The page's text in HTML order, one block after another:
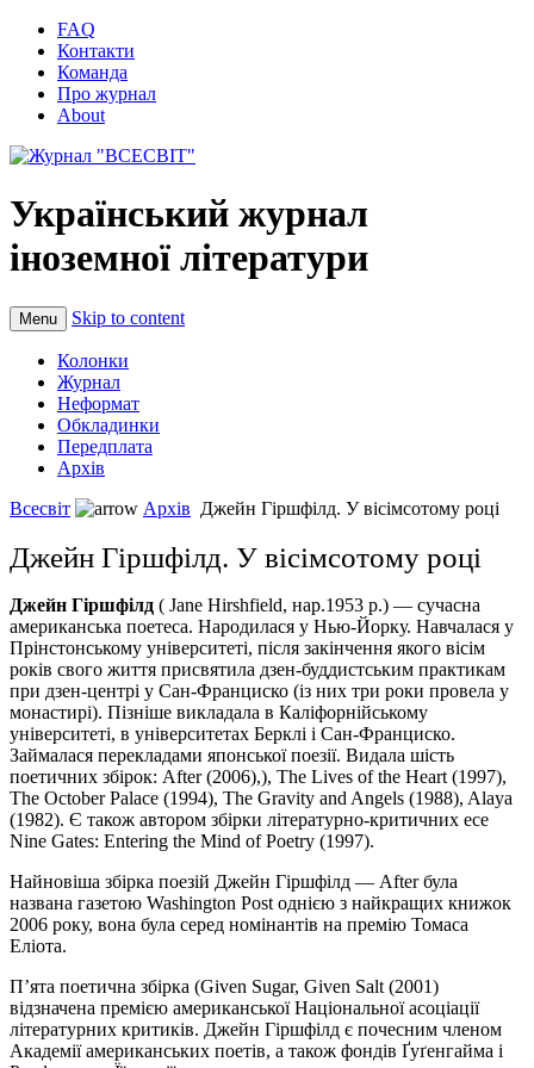
FAQ
Контакти
Команда
Про журнал
About
Український журнал
іноземної літератури
Menu Skip to content
Колонки
Журнал
Неформат
Обкладинки
Передплата
Архів
Всесвіт
Архів Джейн Гіршфілд. У вісімсотому році
Джейн Гіршфілд. У вісімсотому році
Джейн Гіршфілд ( Jane Hirshfield, нар.1953 р.) — сучасна
американська поетеса. Народилася у Нью-Йорку. Навчалася у
Прінстонському університеті, після закінчення якого вісім
років свого життя присвятила дзен-буддистським практикам
при дзен-центрі у Сан-Франциско (із них три роки провела у
монастирі). Пізніше викладала в Каліфорнійському
університеті, в університетах Берклі і Сан-Франциско.
Займалася перекладами японської поезії. Видала шість
поетичних збірок: After (2006),), The Lives of the Heart (1997),
The October Palace (1994), The Gravity and Angels (1988), Alaya
(1982). Є також автором збірки літературно-критичних есе
Nine Gates: Entering the Mind of Poetry (1997).
Найновіша збірка поезій Джейн Гіршфілд — Аfter була
названа газетою Washington Post однією з найкращих книжок
2006 року, вона була серед номінантів на премію Томаса
Еліота.
П’ята поетична збірка (Given Sugar, Given Salt (2001)
відзначена премією американської Національної асоціації
літературних критиків. Джейн Гіршфілд є почесним членом
Академії американських поетів, а також фондів Ґуґенгайма і